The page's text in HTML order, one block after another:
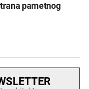
pametnog